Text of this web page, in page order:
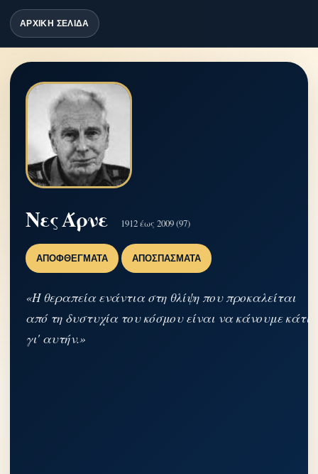
ΑΡΧΙΚΗ ΣΕΛΙΔΑ
Νες Άρνε 1912 έως 2009 (97)
ΑΠΟΦΘΈΓΜΑΤΑ ΑΠΟΣΠΆΣΜΑΤΑ
«Η θεραπεία ενάντια στη θλίψη που προκαλείται
από τη δυστυχία του κόσμου είναι να κάνουμε κάτι
γι' αυτήν.»